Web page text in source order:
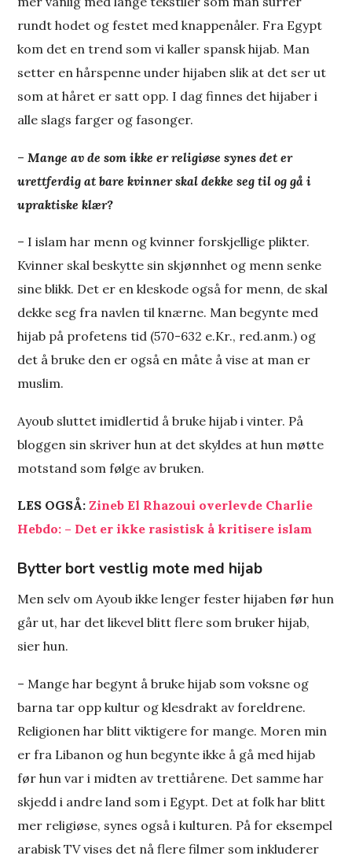
rundt hodet og festet med knappenåler. Fra Egypt
kom det en trend som vi kaller spansk hijab. Man
setter en hårspenne under hijaben slik at det ser ut
som at håret er satt opp. I dag finnes det hijaber i
alle slags farger og fasonger.
– Mange av de som ikke er religiøse synes det er
urettferdig at bare kvinner skal dekke seg til og gå i
upraktiske klær?
– I islam har menn og kvinner forskjellige plikter.
Kvinner skal beskytte sin skjønnhet og menn senke
sine blikk. Det er en kleskode også for menn, de skal
dekke seg fra navlen til knærne. Man begynte med
hijab på profetens tid (570-632 e.Kr., red.anm.) og
det å bruke den er også en måte å vise at man er
muslim.
Ayoub sluttet imidlertid å bruke hijab i vinter. På
bloggen sin skriver hun at det skyldes at hun møtte
motstand som følge av bruken.
LES OGSÅ:Zineb El Rhazoui overlevde Charlie
Hebdo: – Det er ikke rasistisk å kritisere islam
Bytter bort vestlig mote med hijab
Men selv om Ayoub ikke lenger fester hijaben før hun
går ut, har det likevel blitt flere som bruker hijab,
sier hun.
– Mange har begynt å bruke hijab som voksne og
barna tar opp kultur og klesdrakt av foreldrene.
Religionen har blitt viktigere for mange. Moren min
er fra Libanon og hun begynte ikke å gå med hijab
før hun var i midten av trettiårene. Det samme har
skjedd i andre land som i Egypt. Det at folk har blitt
mer religiøse, synes også i kulturen. På for eksempel
arabisk TV vises det nå flere filmer som inkluderer